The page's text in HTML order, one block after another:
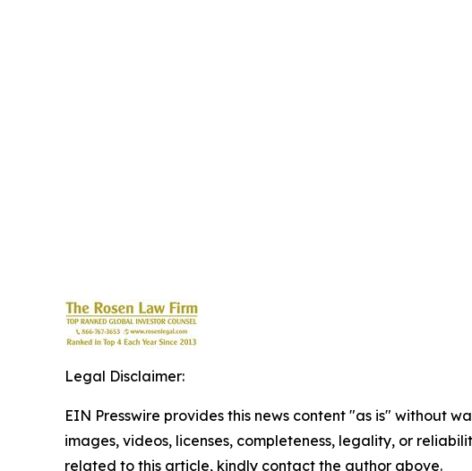
Legal Disclaimer:
EIN Presswire provides this news content "as is" without
images, videos, licenses, completeness, legality, or
related to this article, kindly contact the author above.